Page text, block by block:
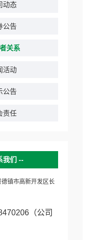
动态
公告
关系
活动
公告
责任
我们
镇市高新开发区长
（公司